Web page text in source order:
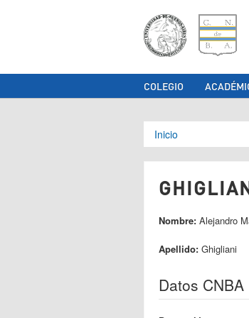
COLEGIO
Se
Inicio
Nombre: Alejandro
Apellido: Ghigliani
Datos CNBA